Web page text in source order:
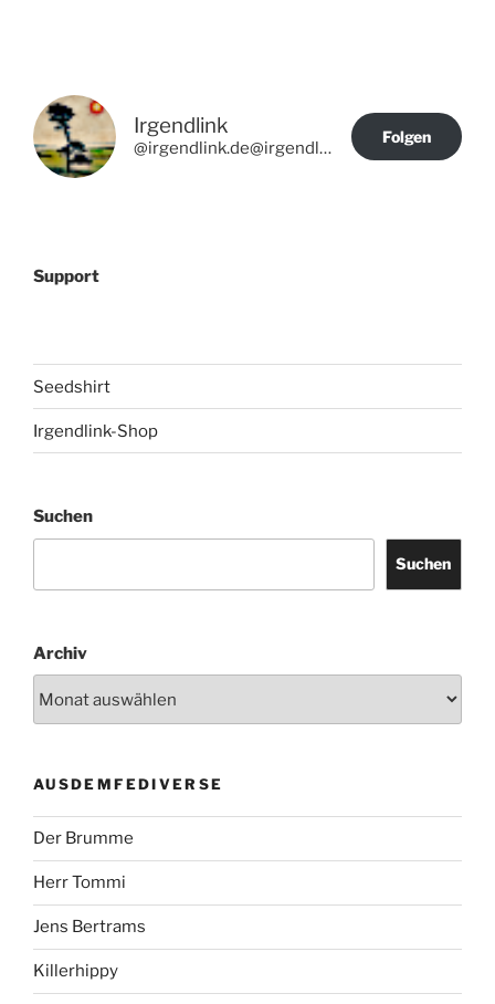
Irgendlink
@irgendlink.de@irgendlink.de
Folgen
Support
Seedshirt
Irgendlink-Shop
Suchen
Suchen
Archiv
AUSDEMFEDIVERSE
Der Brumme
Herr Tommi
Jens Bertrams
Killerhippy